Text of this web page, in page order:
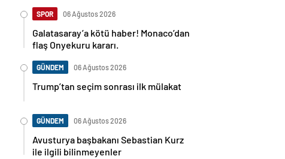
SPOR 06 Ağustos 2026
Galatasaray’a kötü haber! Monaco’dan
flaş Onyekuru kararı.
GÜNDEM 06 Ağustos 2026
Trump’tan seçim sonrası ilk mülakat
GÜNDEM 06 Ağustos 2026
Avusturya başbakanı Sebastian Kurz
ile ilgili bilinmeyenler